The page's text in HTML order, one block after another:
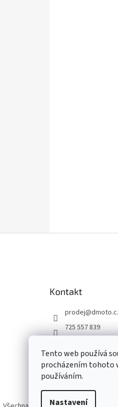
Tento web používá
procházením tohoto
používáním.
Nastavení
Kontakt
prodej@
725 557 839
dmoto.cz
YouTube DMOTO